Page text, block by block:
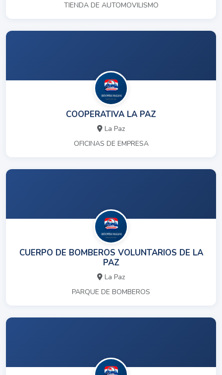
TIENDA DE AUTOMOVILISMO
COOPERATIVA LA PAZ
La Paz
OFICINAS DE EMPRESA
CUERPO DE BOMBEROS VOLUNTARIOS DE LA
PAZ
La Paz
PARQUE DE BOMBEROS